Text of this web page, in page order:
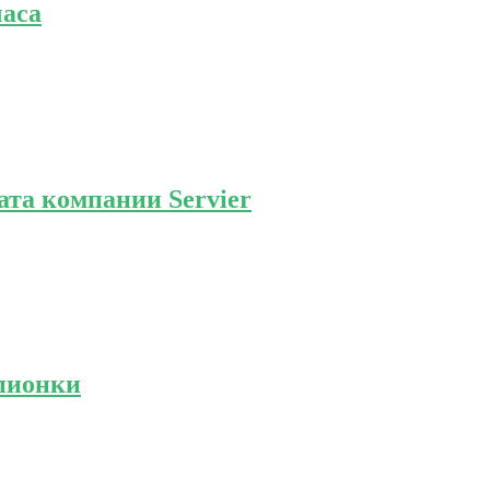
компании Servier